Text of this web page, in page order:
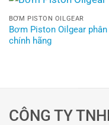
BƠM PISTON OILGEAR
Bơm Piston Oilgear
chính hãng
CÔNG TY